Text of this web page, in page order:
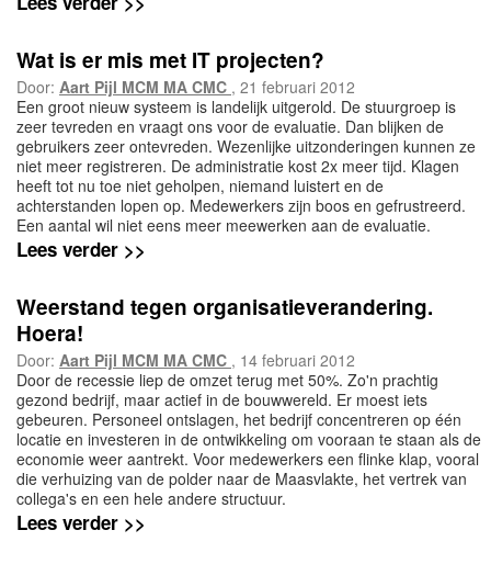
Wat is er mis met IT projecten?
Door: Aart Pijl MCM MA CMC , 21 februari 2012
Een groot nieuw systeem is landelijk uitgerold. De stuurgroep is
zeer tevreden en vraagt ons voor de evaluatie. Dan blijken de
gebruikers zeer ontevreden. Wezenlijke uitzonderingen kunnen ze
niet meer registreren. De administratie kost 2x meer tijd. Klagen
heeft tot nu toe niet geholpen, niemand luistert en de
achterstanden lopen op. Medewerkers zijn boos en gefrustreerd.
Een aantal wil niet eens meer meewerken aan de evaluatie.
Lees verder >>
Weerstand tegen organisatieverandering.
Hoera!
Door: Aart Pijl MCM MA CMC , 14 februari 2012
Door de recessie liep de omzet terug met 50%. Zo'n prachtig
gezond bedrijf, maar actief in de bouwwereld. Er moest iets
gebeuren. Personeel ontslagen, het bedrijf concentreren op één
locatie en investeren in de ontwikkeling om vooraan te staan als de
economie weer aantrekt. Voor medewerkers een flinke klap, vooral
die verhuizing van de polder naar de Maasvlakte, het vertrek van
collega's en een hele andere structuur.
Lees verder >>